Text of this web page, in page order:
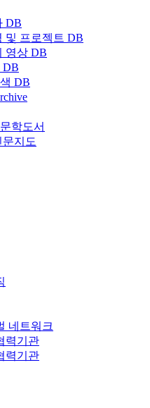
DB
및 프로젝트 DB
영상 DB
DB
DB
학도서
문지도
네트워크
력기관
력기관